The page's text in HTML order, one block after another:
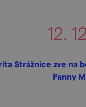
12.
Strážnice zve na
Panny